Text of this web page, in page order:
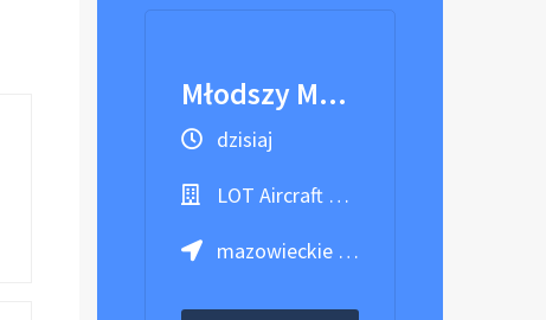
Młodszy Magazynier ds. Części Lotniczych (K/M)
dzisiaj
LOT Aircraft Maintenance Services Sp. z o.o.
mazowieckie / Warszawa